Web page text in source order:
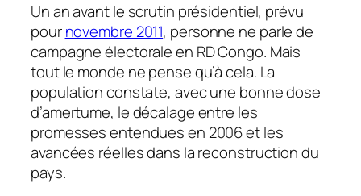
Un an avant le scrutin présidentiel, prévu
pournovembre 2011, personne ne parle de
campagne électorale en RD Congo. Mais
tout le monde ne pense qu’à cela. La
population constate, avec une bonne dose
d’amertume, le décalage entre les
promesses entendues en 2006 et les
avancées réelles dans la reconstruction du
pays.